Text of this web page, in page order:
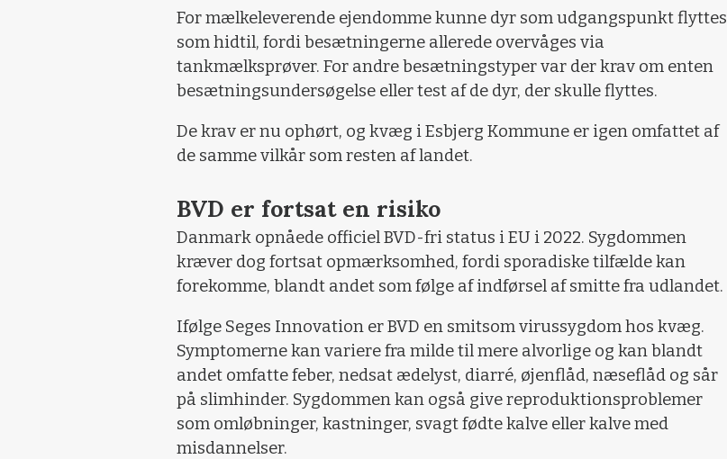
For mælkeleverende ejendomme kunne dyr som udgangspunkt flyttes
som hidtil, fordi besætningerne allerede overvåges via
tankmælksprøver. For andre besætningstyper var der krav om enten
besætningsundersøgelse eller test af de dyr, der skulle flyttes.
De krav er nu ophørt, og kvæg i Esbjerg Kommune er igen omfattet af
de samme vilkår som resten af landet.
BVD er fortsat en risiko
Danmark opnåede officiel BVD-fri status i EU i 2022. Sygdommen
kræver dog fortsat opmærksomhed, fordi sporadiske tilfælde kan
forekomme, blandt andet som følge af indførsel af smitte fra udlandet.
Ifølge Seges Innovation er BVD en smitsom virussygdom hos kvæg.
Symptomerne kan variere fra milde til mere alvorlige og kan blandt
andet omfatte feber, nedsat ædelyst, diarré, øjenflåd, næseflåd og sår
på slimhinder. Sygdommen kan også give reproduktionsproblemer
som omløbninger, kastninger, svagt fødte kalve eller kalve med
misdannelser.